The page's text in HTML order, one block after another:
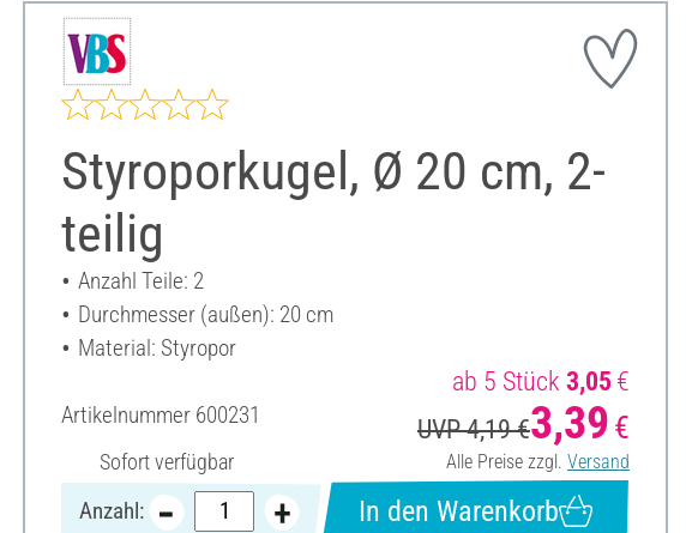
Styroporkugel, Ø 20 cm, 2-
teilig
Anzahl Teile: 2
Durchmesser (außen): 20 cm
Material: Styropor
Artikelnummer 600231
Sofort verfügbar
ab 5 Stück 3,05€
UVP 4,19 €3,39 €
Alle Preise zzgl. Versand
Anzahl: In den Warenkorb